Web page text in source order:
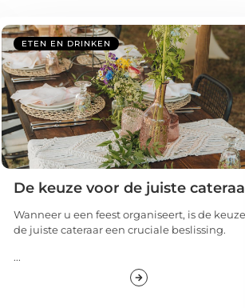
ETEN EN DRINKEN
De keuze voor de juiste
Wanneer u een feest organiseert, is de
de juiste cateraar een cruciale beslissing.
...